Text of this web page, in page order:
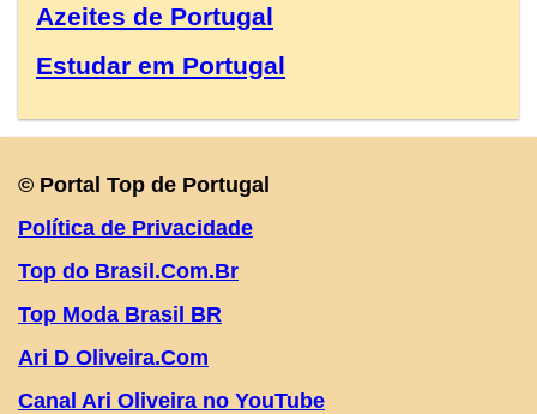
Azeites de Portugal
Estudar em Portugal
© Portal Top de Portugal
Política de Privacidade
Top do Brasil.Com.Br
Top Moda Brasil BR
Ari D Oliveira.Com
Canal Ari Oliveira no YouTube